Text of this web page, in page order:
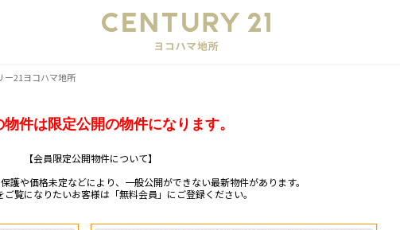
ー21ヨコハマ地所
物件は限定公開の物件になります。
【会員限定公開物件について】
護や価格未定などにより、一般公開ができない最新物件があります。
ご覧になりたいお客様は「無料会員」にご登録ください。